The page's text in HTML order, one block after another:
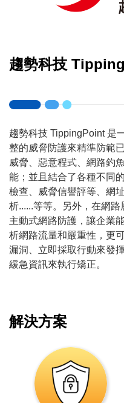
趨勢科技
趨勢科技 TippingPoint 是
整的威脅防護來精準防範
威脅、惡意程式、網路釣
能；並且結合了各種不同
檢查、威脅信譽評等、網
析......等等。另外，在網
主動式網路防護，讓企業
析網路流量和嚴重性，更
漏洞、立即採取行動來發
緩急資訊來執行矯正。
解決方案